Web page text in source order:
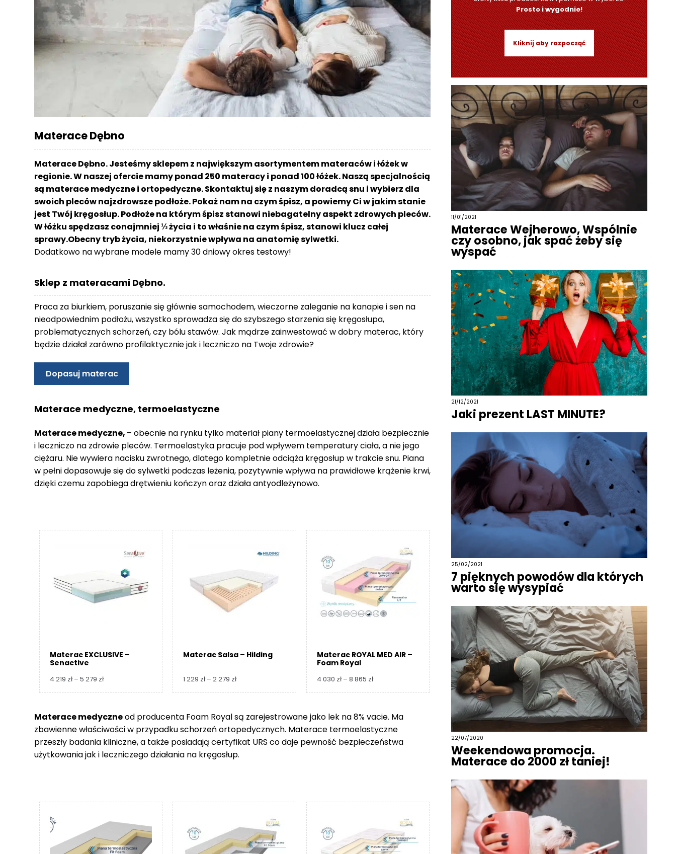
Materace Dębno
Materace Dębno. Jesteśmy sklepem z największym asortymentem materaców i łóżek w
regionie. W naszej ofercie mamy ponad 250 materacy i ponad 100 łóżek. Naszą specjalnością
są materace medyczne i ortopedyczne. Skontaktuj się z naszym doradcą snu i wybierz dla
swoich pleców najzdrowsze podłoże. Pokaż nam na czym śpisz, a powiemy Ci w jakim stanie
jest Twój kręgosłup. Podłoże na którym śpisz stanowi niebagatelny aspekt zdrowych pleców.
W łóżku spędzasz conajmniej ⅓ życia i to właśnie na czym śpisz, stanowi klucz całej
sprawy.Obecny tryb życia, niekorzystnie wpływa na anatomię sylwetki.
Dodatkowo na wybrane modele mamy 30 dniowy okres testowy!
Sklep z materacami Dębno.
Praca za biurkiem, poruszanie się głównie samochodem, wieczorne zaleganie na kanapie i sen na
nieodpowiednim podłożu, wszystko sprowadza się do szybszego starzenia się kręgosłupa,
problematycznych schorzeń, czy bólu stawów. Jak mądrze zainwestować w dobry materac, który
będzie działał zarówno profilaktycznie jak i leczniczo na Twoje zdrowie?
Dopasuj materac
Materace medyczne, termoelastyczne
Materace medyczne, – obecnie na rynku tylko materiał piany termoelastycznej działa bezpiecznie
i leczniczo na zdrowie pleców. Termoelastyka pracuje pod wpływem temperatury ciała, a nie jego
ciężaru. Nie wywiera nacisku zwrotnego, dlatego kompletnie odciąża kręgosłup w trakcie snu. Piana
w pełni dopasowuje się do sylwetki podczas leżenia, pozytywnie wpływa na prawidłowe krążenie krwi,
dzięki czemu zapobiega drętwieniu kończyn oraz działa antyodleżynowo.
Materac EXCLUSIVE –
Senactive
4 219 zł – 5 279 złZakres
219 zł
do
5
279 zł
Materac Salsa – Hilding
1 229 zł – 2 279 złZakres
229 zł
do
2
Materac ROYAL MED AIR –
Foam Royal
4 030 zł – 8 865 złZakres
030 zł
do
8
Materace medyczneod producenta Foam Royal są zarejestrowane jako lek na 8% vacie. Ma
zbawienne właściwości w przypadku schorzeń ortopedycznych. Materace termoelastyczne
przeszły badania kliniczne, a także posiadają certyfikat URS co daje pewność bezpieczeństwa
użytkowania jak i leczniczego działania na kręgosłup.
Prosto i wygodnie!
Kliknij aby rozpocząć
11/01/2021
Materace Wejherowo, Wspólnie
czy osobno, jak spać żeby się
wyspać
21/12/2021
Jaki prezent LAST MINUTE?
25/02/2021
7 pięknych powodów dla których
warto się wysypiać
22/07/2020
Weekendowa promocja.
Materace do 2000 zł taniej!